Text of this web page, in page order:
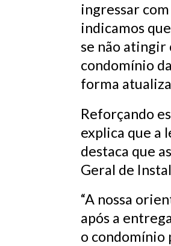
ingressar
indicamos
se não atingir
condomínio
forma
Reforçando
explica que a
destaca que
Geral de
“A nossa
após a
o condomínio